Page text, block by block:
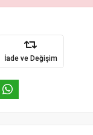
İade ve Değişim